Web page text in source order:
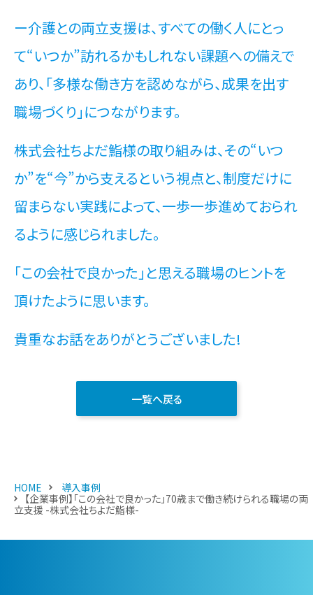
ー介護との両立支援は、すべての働く人にとっ
て“いつか”訪れるかもしれない課題への備えで
あり、「多様な働き方を認めながら、成果を出す
職場づくり」につながります。
株式会社ちよだ鮨様の取り組みは、その“いつ
か”を“今”から支えるという視点と、制度だけに
留まらない実践によって、一歩一歩進めておられ
るように感じられました。
「この会社で良かった」と思える職場のヒントを
頂けたように思います。
貴重なお話をありがとうございました!
一覧へ戻る
HOME
導入事例
【企業事例】「この会社で良かった」70歳まで働き続けられる職場の両
立支援 -株式会社ちよだ鮨様-